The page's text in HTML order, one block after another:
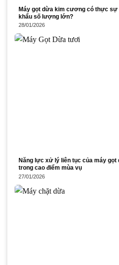
Máy gọt dừa kim cương có thực sự
khẩu số lượng lớn?
28/01/2026
Năng lực xử lý liên tục của máy
trong cao điểm mùa vụ
27/01/2026